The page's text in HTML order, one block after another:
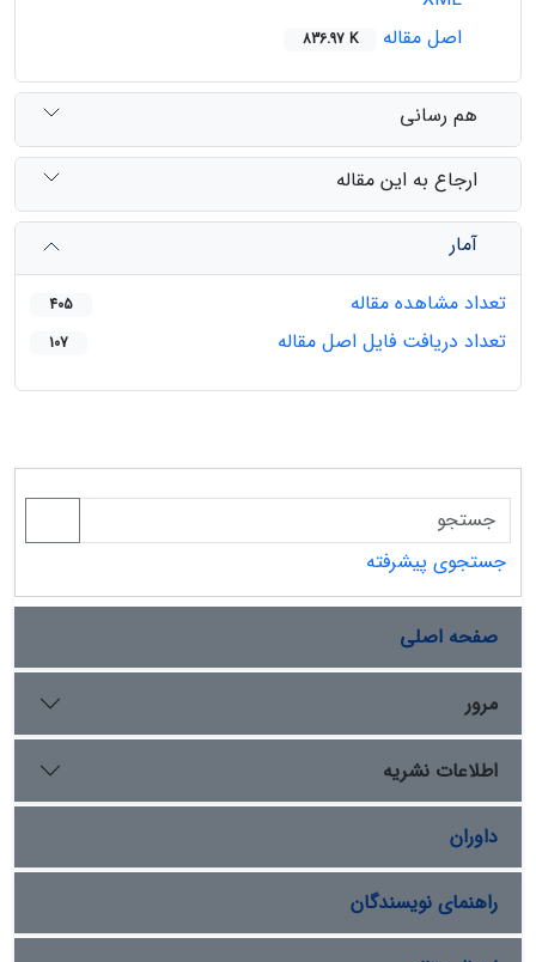
اصل مقاله
836.97 K
هم رسانی
ارجاع به این مقاله
آمار
تعداد مشاهده مقاله
405
تعداد دریافت فایل اصل مقاله 107
جستجوی پیشرفته
صفحه اصلی
مرور
اطلاعات نشریه
داوران
راهنمای نویسندگان